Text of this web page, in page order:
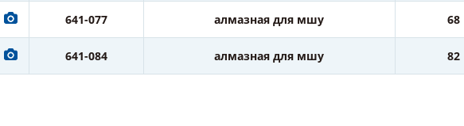
641-077 алмазная для мшу 68
641-084 алмазная для мшу 82